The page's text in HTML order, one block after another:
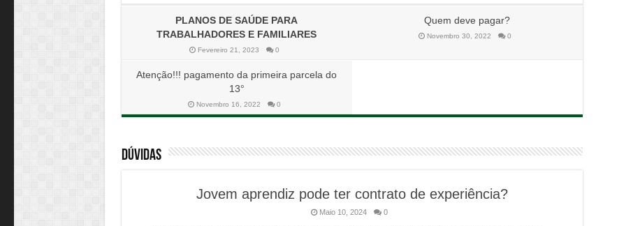
PLANOS DE SAÚDE PARA
TRABALHADORES E FAMILIARES
Fevereiro 21, 2023 0
Quem deve pagar?
Novembro 30, 2022 0
Atenção!!! pagamento da primeira parcela do
13°
Novembro 16, 2022 0
Dúvidas
Jovem aprendiz pode ter contrato de experiência?
Maio 10, 2024 0